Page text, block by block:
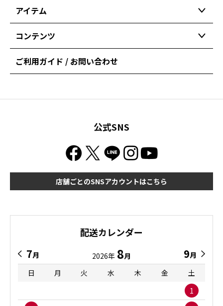
アイテム
コンテンツ
ご利用ガイド / お問い合わせ
公式SNS
店舗ごとのSNSアカウントはこちら
配送カレンダー
7月 2026年 8月 9月
日
月 火 水 木 金
土
1